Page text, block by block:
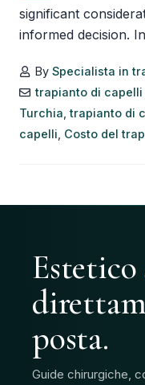
significant
informed decision.
BySpecialista in
trapianto di
Turchia ,trapianto di
capelli Costo del
Estetico
posta.
Guide chirurgiche,